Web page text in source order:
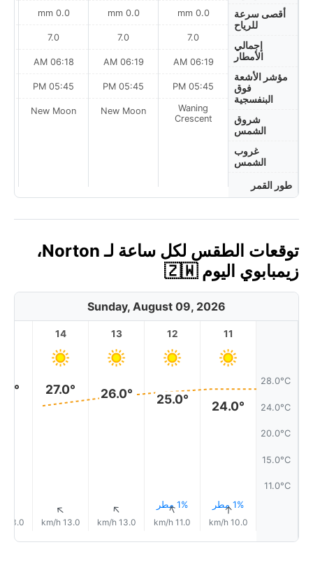
أقصى سرعة
للرياح
إجمالي
الأمطار
مؤشر الأشعة
فوق
البنفسجية
شروق
الشمس
غروب
الشمس
طور القمر
0.0 mm
7.0
06:19 AM
05:45 PM
Waning
Crescent
0.0 mm
7.0
06:19 AM
05:45 PM
New Moon
0.0 mm
7.0
06:18 AM
05:45 PM
New Moon
توقعات الطقس لكل ساعة لـ Norton،
زيمبابوي اليوم 🇿🇼
Sunday, August 09, 2026
28.0°C
24.0°C
20.0°C
15.0°C
11.0°C
11
24.0°
1% مطر↑
10.0 km/h
12
25.0°
1% مطر↑
11.0 km/h
13
26.0°
↑
13.0 km/h
14
27.0°
↑
13.0 km/h
13.0 km/h